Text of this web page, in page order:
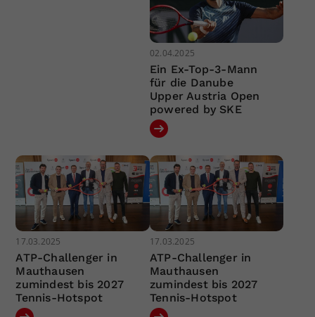
02.04.2025
Ein Ex-Top-3-Mann
für die Danube
Upper Austria Open
powered by SKE
17.03.2025
ATP-Challenger in
Mauthausen
zumindest bis 2027
Tennis-Hotspot
17.03.2025
ATP-Challenger in
Mauthausen
zumindest bis 2027
Tennis-Hotspot